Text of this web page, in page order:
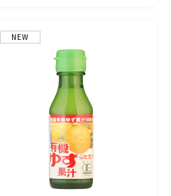
NEW